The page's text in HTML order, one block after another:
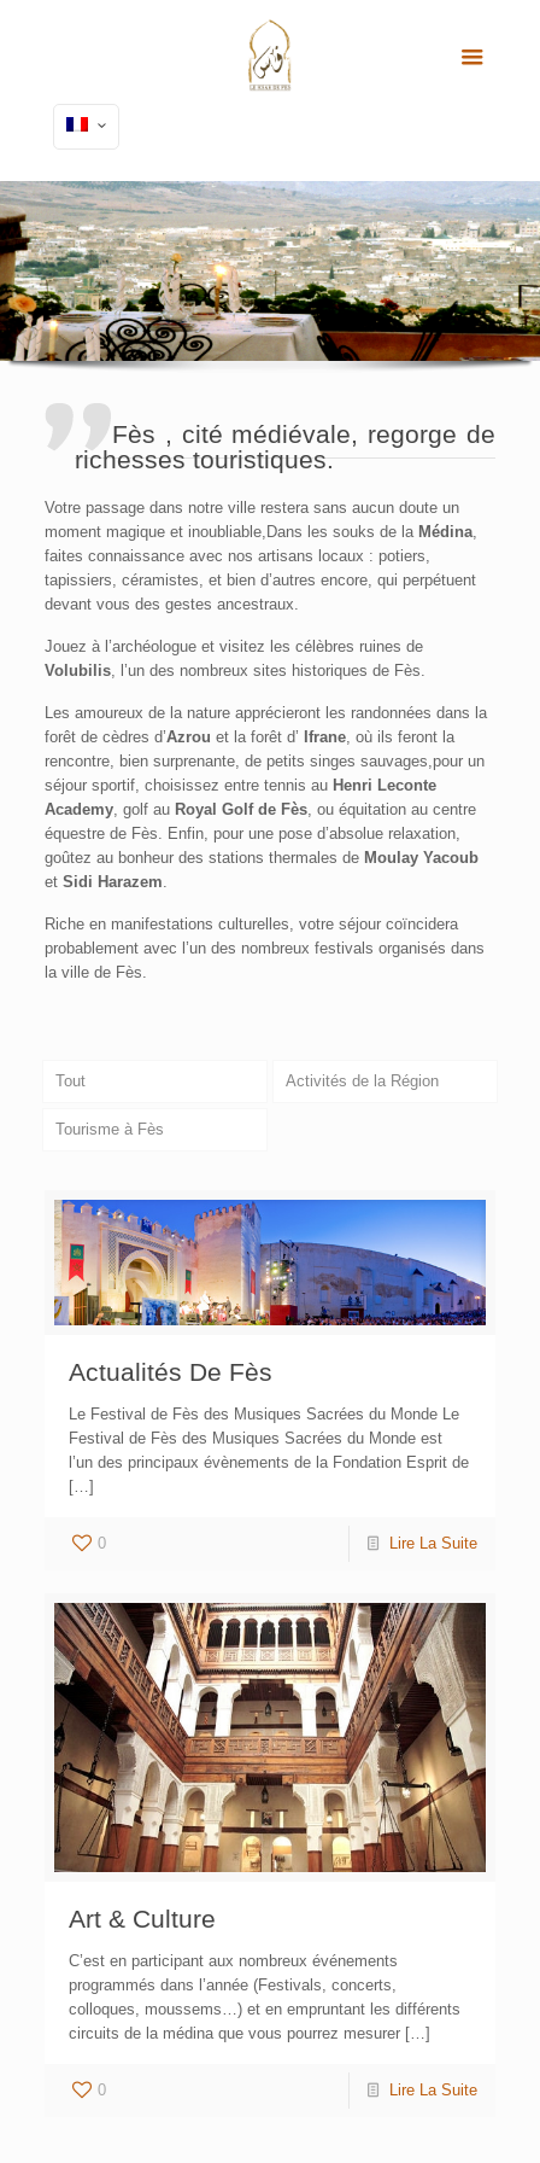
Fès , cité médiévale, regorge de
richesses touristiques.
Votre passage dans notre ville restera sans aucun doute un
moment magique et inoubliable,Dans les souks de la Médina,
faites connaissance avec nos artisans locaux : potiers,
tapissiers, céramistes, et bien d’autres encore, qui perpétuent
devant vous des gestes ancestraux.
Jouez à l’archéologue et visitez les célèbres ruines de
Volubilis, l’un des nombreux sites historiques de Fès.
Les amoureux de la nature apprécieront les randonnées dans la
forêt de cèdres d’Azrou et la forêt d’ Ifrane, où ils feront la
rencontre, bien surprenante, de petits singes sauvages,pour un
séjour sportif, choisissez entre tennis au Henri Leconte
Academy, golf au Royal Golf de Fès, ou équitation au centre
équestre de Fès. Enfin, pour une pose d’absolue relaxation,
goûtez au bonheur des stations thermales de Moulay Yacoub
etSidi Harazem.
Riche en manifestations culturelles, votre séjour coïncidera
probablement avec l’un des nombreux festivals organisés dans
la ville de Fès.
Tout Activités de la Région
Tourisme à Fès
Actualités De Fès
Le Festival de Fès des Musiques Sacrées du Monde Le
Festival de Fès des Musiques Sacrées du Monde est
l’un des principaux évènements de la Fondation Esprit de
[…]
0 Lire La Suite
Art & Culture
C’est en participant aux nombreux événements
programmés dans l’année (Festivals, concerts,
colloques, moussems…) et en empruntant les différents
circuits de la médina que vous pourrez mesurer […]
0 Lire La Suite